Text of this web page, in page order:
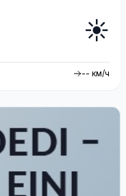
☀️
-- км/ч